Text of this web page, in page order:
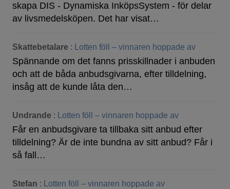
skapa DIS - Dynamiska InköpsSystem - för delar
av livsmedelsköpen. Det har visat…
Skattebetalare : Lotten föll – vinnaren hoppade av
Spännande om det fanns prisskillnader i anbuden
och att de båda anbudsgivarna, efter tilldelning,
insåg att de kunde låta den…
Undrande : Lotten föll – vinnaren hoppade av
Får en anbudsgivare ta tillbaka sitt anbud efter
tilldelning? Är de inte bundna av sitt anbud? Får i
så fall…
Stefan : Lotten föll – vinnaren hoppade av